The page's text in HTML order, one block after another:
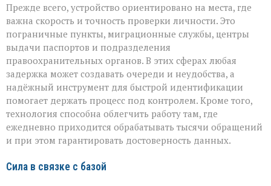
Прежде всего, устройство ориентировано на места, где
важна скорость и точность проверки личности. Это
пограничные пункты, миграционные службы, центры
выдачи паспортов и подразделения
правоохранительных органов. В этих сферах любая
задержка может создавать очереди и неудобства, а
надёжный инструмент для быстрой идентификации
помогает держать процесс под контролем. Кроме того,
технология способна облегчить работу там, где
ежедневно приходится обрабатывать тысячи обращений
и при этом гарантировать достоверность данных.
Сила в связке с базой